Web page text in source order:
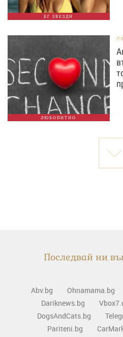
БГ ЗВЕЗДИ
ЛЮБОПИТНО
Последвай ни
Abv.bg Ohnamama.bg
Dariknews.bg
DogsAndCats.bg
Pariteni.bg